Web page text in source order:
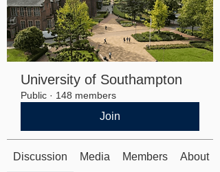
University of Southampton
Public · 148 members
Join
Discussion Media Members About